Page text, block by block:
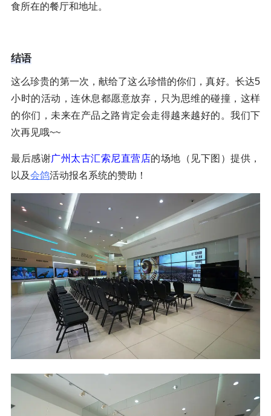
食所在的餐厅和地址。
结语
这么珍贵的第一次，献给了这么珍惜的你们，真好。长达5
小时的活动，连休息都愿意放弃，只为思维的碰撞，这样
的你们，未来在产品之路肯定会走得越来越好的。我们下
次再见哦~~
最后感谢广州太古汇索尼直营店的场地（见下图）提供，
以及会鸽活动报名系统的赞助！